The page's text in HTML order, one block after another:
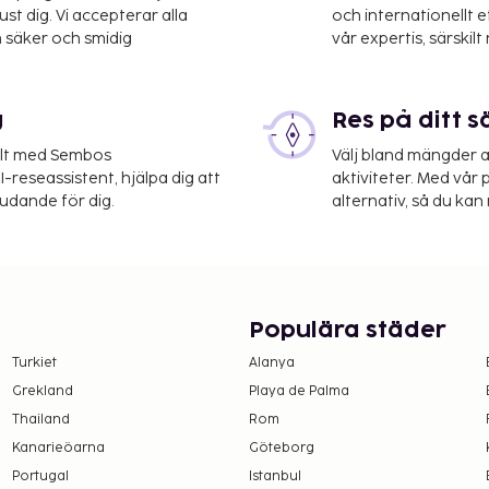
(PMI) - 64,9 km
reception (öppen
tur/retur erbjuds mot en
besök på deras spa,
erbjuder all
på deras
för särskilda,
med din favoritdrink i
dagligen mot en
dig. Vi accepterar alla
och smidig
och internationellt
vår expertis, särskilt
med Sembos
reseassistent, hjälpa dig att
för dig.
Res på ditt
Välj bland mängder
aktiviteter. Med vår
alternativ, så du kan
Turkiet
Grekland
Thailand
Kanarieöarna
Portugal
Populära städer
Alanya
Playa de Palma
Rom
Göteborg
Istanbul